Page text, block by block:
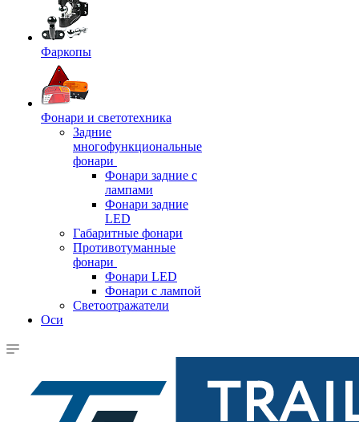
Фаркопы
Фонари и светотехника
Задние
многофункциональные
фонари
Фонари задние с
лампами
Фонари задние
LED
Габаритные фонари
Противотуманные
фонари
Фонари LED
Фонари с лампой
Светоотражатели
Оси